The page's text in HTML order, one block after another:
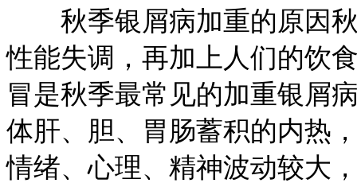
秋季银屑病加重的原因秋
性能失调，再加上人们的饮
冒是秋季最常见的加重银屑
体肝、胆、胃肠蓄积的内热
情绪、心理、精神波动较大